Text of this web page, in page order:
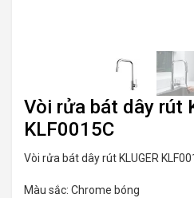
Vòi rửa bát dây rút
KLF0015C
Vòi rửa bát dây rút KLUGER
Màu sắc: Chrome bóng